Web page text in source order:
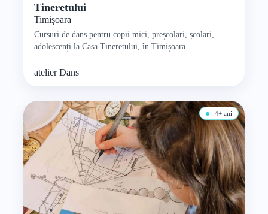
Tineretului
Timișoara
Cursuri de dans pentru copii mici, preșcolari, școlari,
adolescenți la Casa Tineretului, în Timișoara.
atelierDans
4+ ani